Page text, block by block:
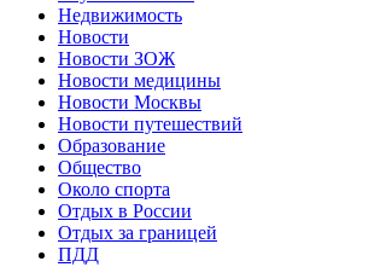
Недвижимость
Новости
Новости ЗОЖ
Новости медицины
Новости Москвы
Новости путешествий
Образование
Общество
Около спорта
Отдых в России
Отдых за границей
ПДД